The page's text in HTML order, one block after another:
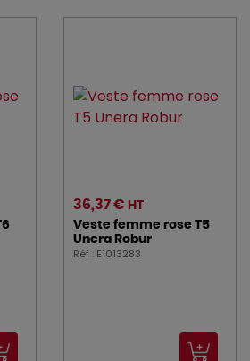
36,37 € HT
Veste femme rose T5
Unera Robur
Réf : E1013283